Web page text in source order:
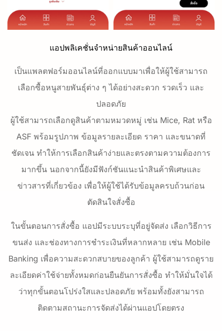
แอปพลิเคชั่นจำหน่ายสินค้าออนไลน์
เป็นแพลตฟอร์มออนไลน์ที่ออกแบบมาเพื่อให้ผู้ใช้สามารถ
เลือกซื้อหนูสายพันธุ์ต่าง ๆ ได้อย่างสะดวก รวดเร็ว และ
ปลอดภัย
ผู้ใช้สามารถเลือกดูสินค้าตามหมวดหมู่ เช่น Mice, Rat หรือ
ASF พร้อมรูปภาพ ข้อมูลรายละเอียด ราคา และขนาดที่
ชัดเจน ทำให้การเลือกสินค้าง่ายและตรงตามความต้องการ
มากขึ้น นอกจากนี้ยังมีฟังก์ชันแนะนำสินค้าพิเศษและ
ข่าวสารที่เกี่ยวข้อง เพื่อให้ผู้ใช้ได้รับข้อมูลครบถ้วนก่อน
ตัดสินใจสั่งซื้อ
ในขั้นตอนการสั่งซื้อ แอปมีระบบระบุที่อยู่จัดส่ง เลือกวิธีการ
ขนส่ง และช่องทางการชำระเงินที่หลากหลาย เช่น Mobile
Banking เพื่อความสะดวกสบายของลูกค้า ผู้ใช้สามารถดูราย
ละเอียดค่าใช้จ่ายทั้งหมดก่อนยืนยันการสั่งซื้อ ทำให้มั่นใจได้
ว่าทุกขั้นตอนโปร่งใสและปลอดภัย พร้อมทั้งยังสามารถ
ติดตามสถานะการจัดส่งได้ผ่านแอปโดยตรง